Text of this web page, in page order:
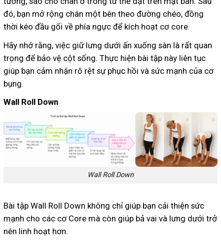
đó, bạn mở rộng chân một bên theo đường chéo, đồng
thời kéo đầu gối về phía ngực để kích hoạt cơ core.
Hãy nhớ rằng, việc giữ lưng dưới ấn xuống sàn là rất quan
trọng để bảo vệ cột sống. Thực hiện bài tập này liên tục
giúp bạn cảm nhận rõ rệt sự phục hồi và sức mạnh của cơ
bụng.
Wall Roll Down
Wall Roll Down
Bài tập Wall Roll Down không chỉ giúp bạn cải thiện sức
mạnh cho các cơ Core mà còn giúp bả vai và lưng dưới trở
nên linh hoạt hơn.